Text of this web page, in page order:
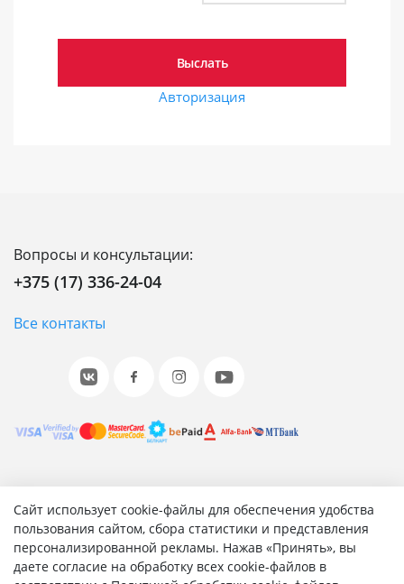
Сайт использует cookie-файлы для обеспечения удобства
пользования сайтом, сбора статистики и представления
персонализированной рекламы. Нажав «Принять», вы
даете согласие на обработку всех cookie-файлов в
Авторизация
Вопросы и консультации:
+375 (17) 336-24-04
Все контакты
© 2001-2026 «Битрикс», «1С-Битрикс». Работает на 1С-
Битрикс: Управление сайтом.
Согласие на обработку персональных данных
Отзыв согласия на обработку персональных данных